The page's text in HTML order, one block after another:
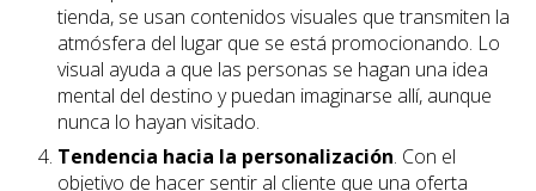
tienda, se usan contenidos visuales que transmiten la
atmósfera del lugar que se está promocionando. Lo
visual ayuda a que las personas se hagan una idea
mental del destino y puedan imaginarse allí, aunque
nunca lo hayan visitado.
Tendencia hacia la personalización. Con el
objetivo de hacer sentir al cliente que una oferta